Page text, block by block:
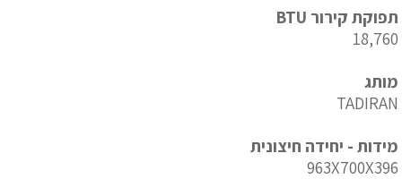
תפוקת קירור BTU
18,760
מותג
TADIRAN
מידות - יחידה חיצונית
963X700X396